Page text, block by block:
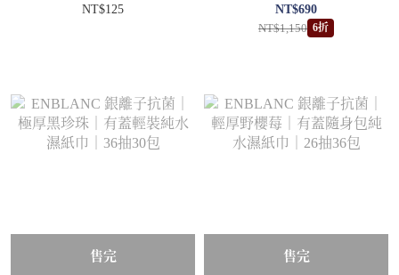
水濕紙巾｜70抽
NT$125
蓋純水濕紙巾｜72抽10包
NT$690
NT$1,150 6折
售完 售完